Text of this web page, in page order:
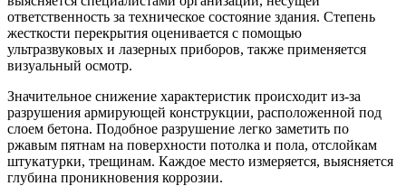
ответственность за техническое состояние здания. Степень
жесткости перекрытия оценивается с помощью
ультразвуковых и лазерных приборов, также применяется
визуальный осмотр.
Значительное снижение характеристик происходит из-за
разрушения армирующей конструкции, расположенной под
слоем бетона. Подобное разрушение легко заметить по
ржавым пятнам на поверхности потолка и пола, отслойкам
штукатурки, трещинам. Каждое место измеряется, выясняется
глубина проникновения коррозии.